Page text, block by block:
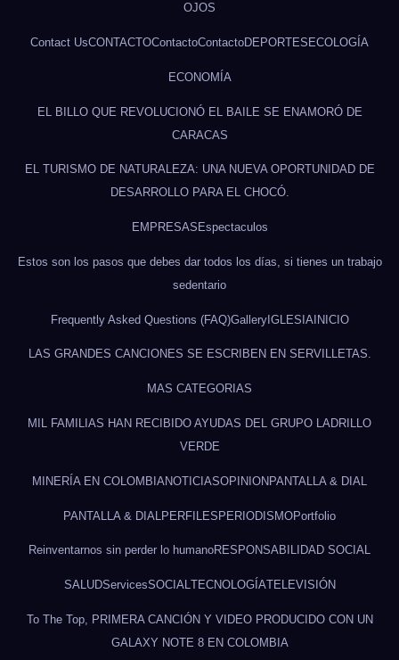
OJOS
Contact UsCONTACTOContactoContactoDEPORTES ECOLOGÍA
ECONOMÍA
EL BILLO QUE REVOLUCIONÓ EL BAILE SE ENAMORÓ DE
CARACAS
EL TURISMO DE NATURALEZA: UNA NUEVA OPORTUNIDAD DE
DESARROLLO PARA EL CHOCÓ.
EMPRESAS Espectaculos
Estos son los pasos que debes dar todos los días, si tienes un trabajo
sedentario
Frequently Asked Questions (FAQ)GalleryIGLESIAINICIO
LAS GRANDES CANCIONES SE ESCRIBEN EN SERVILLETAS.
MAS CATEGORIAS
MIL FAMILIAS HAN RECIBIDO AYUDAS DEL GRUPO LADRILLO
VERDE
MINERÍA EN COLOMBIA NOTICIASOPINION PANTALLA & DIAL
PANTALLA & DIAL PERFILESPERIODISMOPortfolio
Reinventarnos sin perder lo humanoRESPONSABILIDAD SOCIAL
SALUDServicesSOCIALTECNOLOGÍATELEVISIÓN
To The Top, PRIMERA CANCIÓN Y VIDEO PRODUCIDO CON UN
GALAXY NOTE 8 EN COLOMBIA